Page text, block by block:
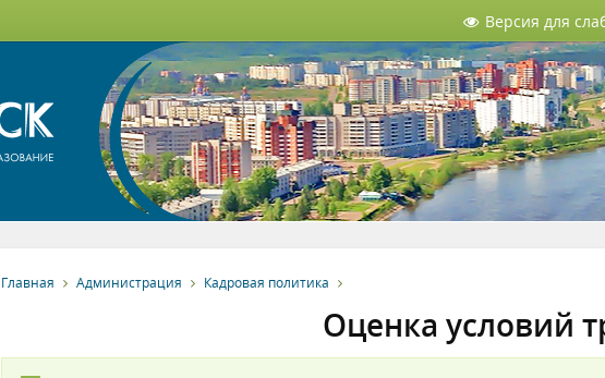
Версия для
Главная Администрация Кадровая политика
Оценка условий